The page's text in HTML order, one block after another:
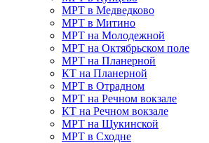
МРТ в Медведково
МРТ в Митино
МРТ на Молодежной
МРТ на Октябрьском поле
МРТ на Планерной
КТ на Планерной
МРТ в Отрадном
МРТ на Речном вокзале
КТ на Речном вокзале
МРТ на Щукинской
МРТ в Сходне